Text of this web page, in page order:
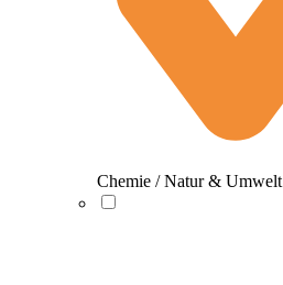
Chemie / Natur & Umwelt